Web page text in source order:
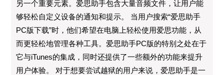
另一个重要元素。爱思助手包含大量音频文件，让用户能
够轻松自定义设备的通知和提示。 当用户搜索“爱思助手
PC版下载”时，他们希望在电脑上轻松使用爱思功能，从
而更轻松地管理各种工具。爱思助手PC版的特别之处在于
它与iTunes的集成，同时还提供了一些额外的功能来提升
用户体验。 对于想要尝试越狱的用户来说，爱思助手是一